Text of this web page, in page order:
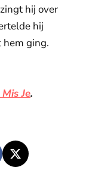
hij over
hij
ging.
Je.